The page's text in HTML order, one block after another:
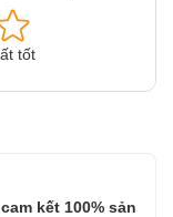
tốt
cam kết 100% sản